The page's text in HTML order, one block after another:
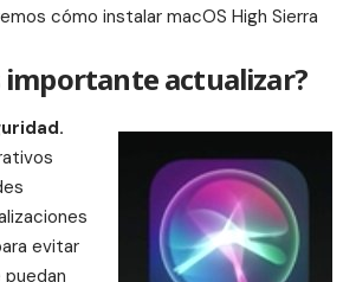
cómo instalar macOS High Sierra
importante actualizar?
evitar